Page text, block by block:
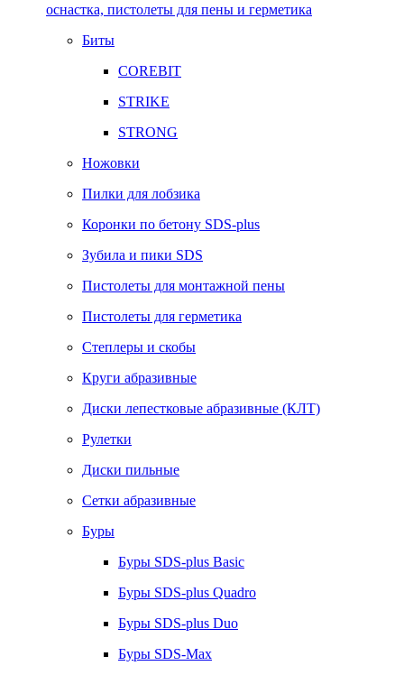
оснастка, пистолеты для пены и герметика
Биты
COREBIT
STRIKE
STRONG
Ножовки
Пилки для лобзика
Коронки по бетону SDS-plus
Зубила и пики SDS
Пистолеты для монтажной пены
Пистолеты для герметика
Степлеры и скобы
Круги абразивные
Диски лепестковые абразивные (КЛТ)
Рулетки
Диски пильные
Сетки абразивные
Буры
Буры SDS-plus Basic
Буры SDS-plus Quadro
Буры SDS-plus Duo
Буры SDS-Max